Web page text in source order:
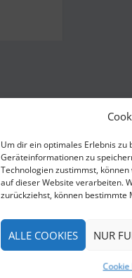
Um dir ein optimales Erlebnis zu
Geräteinformationen zu
Technologien zustimmst,
auf dieser Website verarbeiten.
zurückziehst, können bestimmte
ALLE COOKIES NUR
Cookie